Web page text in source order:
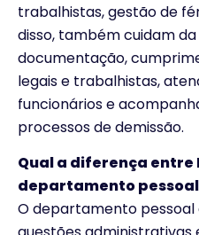
trabalhistas, gestão de
disso, também cuidam
documentação,
legais e trabalhistas,
funcionários e
processos de demissão.
Qual a diferença entre
departamento
O departamento pessoal